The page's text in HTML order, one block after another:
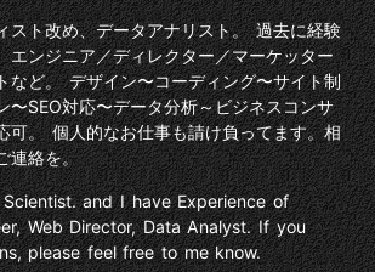
スト改め、データアナリスト。 過去に経験
エンジニア／ディレクター／マーケッター
など。 デザイン〜コーディング〜サイト制
〜SEO対応〜データ分析～ビジネスコンサ
可。 個人的なお仕事も請け負ってます。相
連絡を。
and I have Experience of
Web Director, Data Analyst. If you
please feel free to me know.